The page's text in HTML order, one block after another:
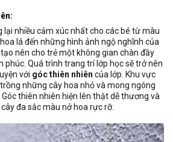
lại nhiều cảm xúc nhất cho các bé từ màu
lá đến những hình ảnh ngộ nghĩnh của
nên cho trẻ một không gian chàn đầy
phúc. Quá trình trang trí lớp học sẽ trở nên
với góc thiên nhiên của lớp. Khu vực
những cây hoa nhỏ và mong ngóng
thiên nhiên hiện lên thật dễ thương và
đa sắc màu nở hoa rực rỡ.